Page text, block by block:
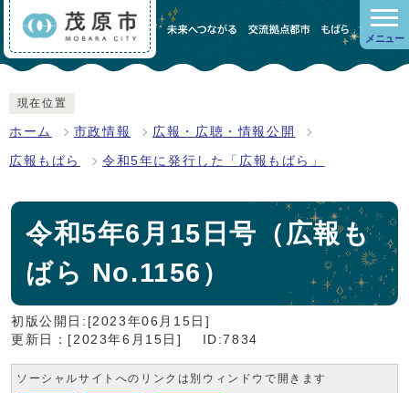
メニュー
現在位置
ホーム 市政情報 広報・広聴・情報公開
広報もばら 令和5年に発行した「広報もばら」
令和5年6月15日号（広報も
ばら No.1156）
初版公開日:[2023年06月15日]
更新日：[2023年6月15日]
ID:7834
ソーシャルサイトへのリンクは別ウィンドウで開きます